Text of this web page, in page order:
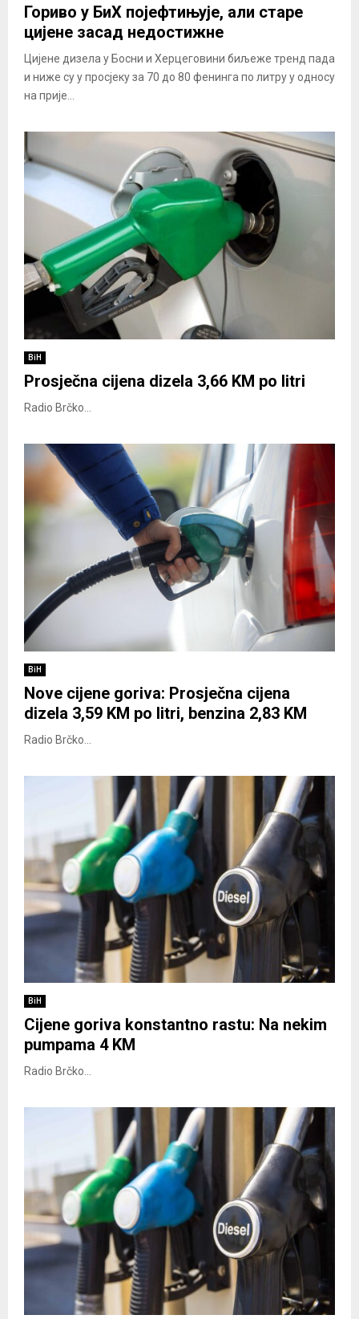
Гориво у БиХ појефтињује, али старе
цијене засад недостижне
Цијене дизела у Босни и Херцеговини биљеже тренд пада
и ниже су у просјеку за 70 до 80 фенинга по литру у односу
на прије...
BiH
Prosječna cijena dizela 3,66 KM po litri
Radio Brčko...
BiH
Nove cijene goriva: Prosječna cijena
dizela 3,59 KM po litri, benzina 2,83 KM
Radio Brčko...
BiH
Cijene goriva konstantno rastu: Na nekim
pumpama 4 KM
Radio Brčko...